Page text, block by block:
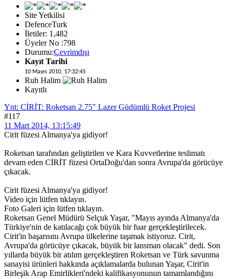
Site Yetkilisi
DefenceTurk
İletiler: 1,482
Üyeler No :798
Durumu:Çevrimdışı
Kayıt Tarihi
10 Mayıs 2010, 17:32:45
Ruh Halim
Kayıtlı
Ynt: CİRİT: Roketsan 2.75" Lazer Güdümlü Roket Projesi
#117
11 Mart 2014, 13:15:49
Cirit füzesi Almanya'ya gidiyor!
Roketsan tarafından geliştirilen ve Kara Kuvvetlerine teslimatı
devam eden CİRİT füzesi OrtaDoğu'dan sonra Avrupa'da görücüye
çıkacak.
Cirit füzesi Almanya'ya gidiyor!
Video için lütfen tıklayın.
Foto Galeri için lütfen tıklayın.
Roketsan Genel Müdürü Selçuk Yaşar, "Mayıs ayında Almanya'da
Türkiye'nin de katılacağı çok büyük bir fuar gerçekleştirilecek.
Cirit'in başarısını Avrupa ülkelerine taşımak istiyoruz. Cirit,
Avrupa'da görücüye çıkacak, büyük bir lansman olacak" dedi. Son
yıllarda büyük bir atılım gerçekleştiren Roketsan ve Türk savunma
sanayisi ürünleri hakkında açıklamalarda bulunan Yaşar, Cirit'in
Birleşik Arap Emirlikleri'ndeki kalifikasyonunun tamamlandığını